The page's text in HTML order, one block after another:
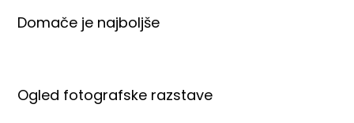
Domače je najboljše
Ogled fotografske razstave